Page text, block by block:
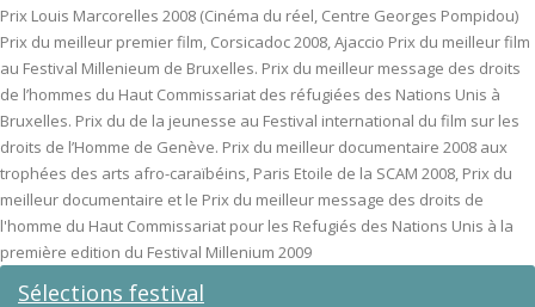
Prix Louis Marcorelles 2008 (Cinéma du réel, Centre Georges Pompidou)
Prix du meilleur premier film, Corsicadoc 2008, Ajaccio Prix du meilleur film
au Festival Millenieum de Bruxelles. Prix du meilleur message des droits
de l’hommes du Haut Commissariat des réfugiées des Nations Unis à
Bruxelles. Prix du de la jeunesse au Festival international du film sur les
droits de l’Homme de Genève. Prix du meilleur documentaire 2008 aux
trophées des arts afro-caraïbéins, Paris Etoile de la SCAM 2008, Prix du
meilleur documentaire et le Prix du meilleur message des droits de
l'homme du Haut Commissariat pour les Refugiés des Nations Unis à la
première edition du Festival Millenium 2009
Sélections festival